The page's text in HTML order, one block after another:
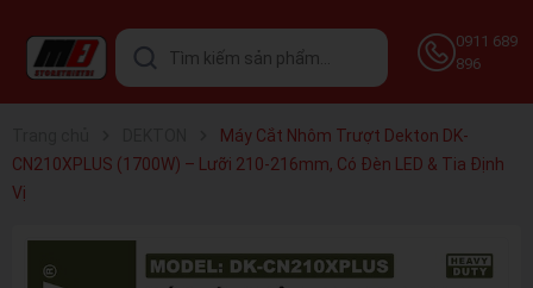
0911 689
896
Máy Cắt Nhôm Trượt Dekton DK-
CN210XPLUS (1700W) – Lưỡi 210-216mm, Có Đèn LED & Tia Định
Vị